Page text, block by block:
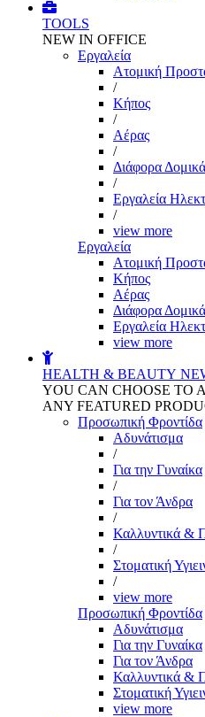
TOOLS
NEW IN OFFICE
Εργαλεία
Aτομική
/
Kήπος
/
Αέρας
/
Διάφορα
/
Εργαλεία
/
view more
Εργαλεία
Aτομική
Kήπος
Αέρας
Διάφορα
Εργαλεία
view more
HEALTH & BEAUTY
YOU CAN CHOOSE TO
ANY FEATURED
Προσωπική Φροντίδα
Αδυνάτισμα
/
Για την Γυναίκα
/
Για τον Άνδρα
/
Καλλυντικά &
/
Στοματική
/
view more
Προσωπική Φροντίδα
Αδυνάτισμα
Για την Γυναίκα
Για τον Άνδρα
Καλλυντικά &
Στοματική
view more